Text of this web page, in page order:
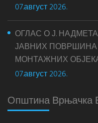
07.август 2026.
ОГЛАС О Ј.
ЈАВНИХ
МОНТАЖНИХ
07.август 2026.
Општина Врњачка